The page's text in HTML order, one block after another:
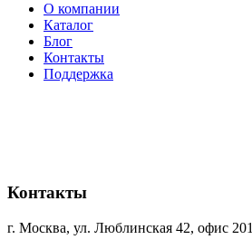
О компании
Каталог
Блог
Контакты
Поддержка
Контакты
г. Москва, ул. Люблинская 42, офис 201